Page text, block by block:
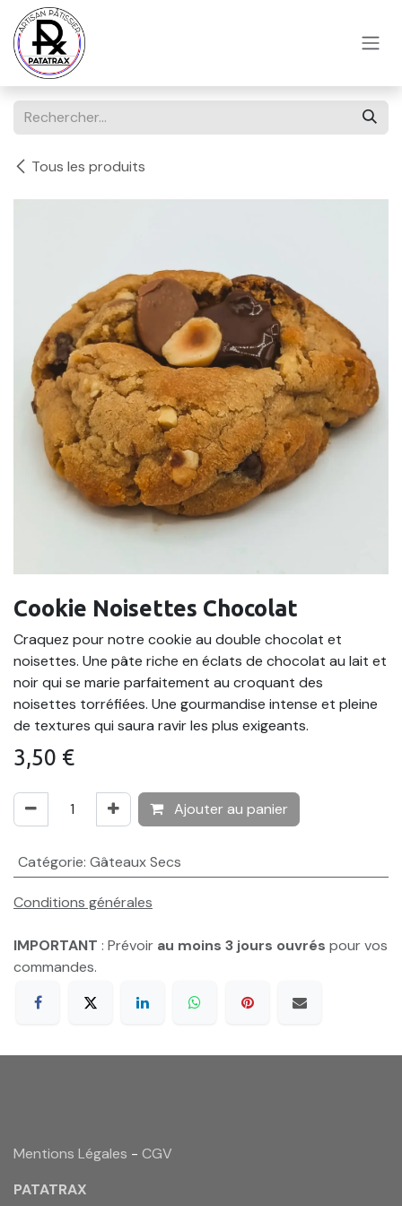
Se rendre au contenu
Tous les produits
Cookie Noisettes Chocolat
Craquez pour notre cookie au double chocolat et
noisettes. Une pâte riche en éclats de chocolat au lait et
noir qui se marie parfaitement au croquant des
noisettes torréfiées. Une gourmandise intense et pleine
de textures qui saura ravir les plus exigeants.
3,50 €
Ajouter au panier
Catégorie: Gâteaux Secs
Conditions générales
IMPORTANT : Prévoir au moins 3 jours ouvrés pour vos
commandes.
Mentions Légales - CGV
PATATRAX